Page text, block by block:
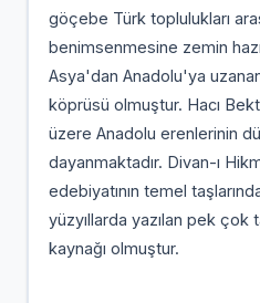
göçebe Türk toplulukları
benimsenmesine zemin
Asya'dan Anadolu'ya
köprüsü olmuştur. Hacı
üzere Anadolu erenlerinin
dayanmaktadır. Divan-ı
edebiyatının temel
yüzyıllarda yazılan pek çok
kaynağı olmuştur.